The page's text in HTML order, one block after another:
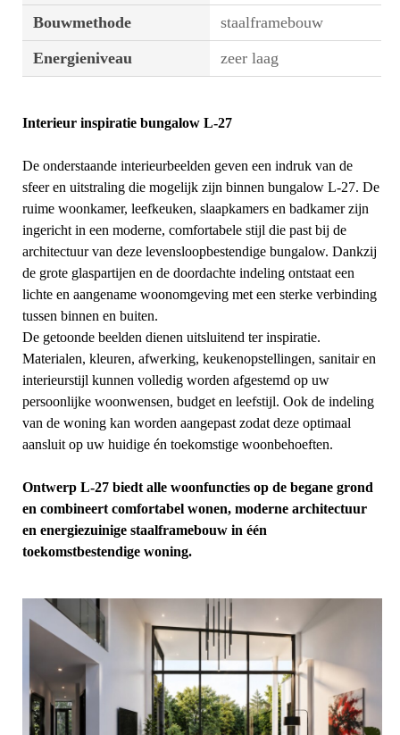
Bouwmethode
staalframebouw
Energieniveau
zeer laag
Interieur inspiratie bungalow L-27
De onderstaande interieurbeelden geven een indruk van de
sfeer en uitstraling die mogelijk zijn binnen bungalow L-27. De
ruime woonkamer, leefkeuken, slaapkamers en badkamer zijn
ingericht in een moderne, comfortabele stijl die past bij de
architectuur van deze levensloopbestendige bungalow. Dankzij
de grote glaspartijen en de doordachte indeling ontstaat een
lichte en aangename woonomgeving met een sterke verbinding
tussen binnen en buiten.
De getoonde beelden dienen uitsluitend ter inspiratie.
Materialen, kleuren, afwerking, keukenopstellingen, sanitair en
interieurstijl kunnen volledig worden afgestemd op uw
persoonlijke woonwensen, budget en leefstijl. Ook de indeling
van de woning kan worden aangepast zodat deze optimaal
aansluit op uw huidige én toekomstige woonbehoeften.
Ontwerp L-27 biedt alle woonfuncties op de begane grond
en combineert comfortabel wonen, moderne architectuur
en energiezuinige staalframebouw in één
toekomstbestendige woning.